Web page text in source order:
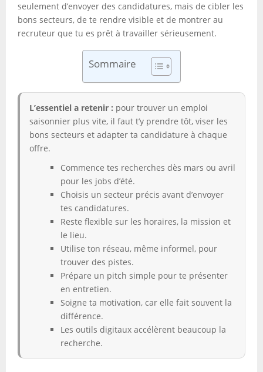
seulement d’envoyer des candidatures, mais de cibler les
bons secteurs, de te rendre visible et de montrer au
recruteur que tu es prêt à travailler sérieusement.
Sommaire
L’essentiel a retenir : pour trouver un emploi
saisonnier plus vite, il faut t’y prendre tôt, viser les
bons secteurs et adapter ta candidature à chaque
offre.
Commence tes recherches dès mars ou avril
pour les jobs d’été.
Choisis un secteur précis avant d’envoyer
tes candidatures.
Reste flexible sur les horaires, la mission et
le lieu.
Utilise ton réseau, même informel, pour
trouver des pistes.
Prépare un pitch simple pour te présenter
en entretien.
Soigne ta motivation, car elle fait souvent la
différence.
Les outils digitaux accélèrent beaucoup la
recherche.